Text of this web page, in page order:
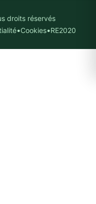
droits réservés
•Cookies•RE2020
utilisés pour mesurer